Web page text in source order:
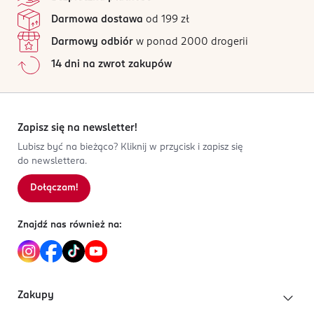
Kod EAN
5 901268 004159
Wszystkie opinie są zweryfikowane zakupem.
4
0%
2
1
0%
Sortowanie wg
Darmowa dostawa od 199 zł
Darmowy odbiór w ponad 2000 drogerii
14 dni na zwrot zakupów
Zapisz się na newsletter!
Lubisz być na bieżąco? Kliknij w przycisk i zapisz się
do newslettera.
Dołączam!
Znajdź nas również na:
Zakupy